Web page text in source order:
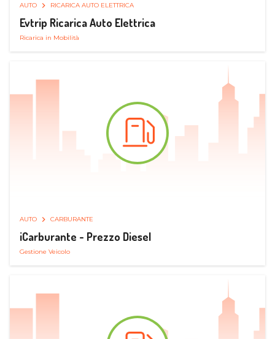
AUTO RICARICA AUTO ELETTRICA
Evtrip Ricarica Auto Elettrica
Ricarica in Mobilità
AUTO CARBURANTE
iCarburante - Prezzo Diesel
Gestione Veicolo